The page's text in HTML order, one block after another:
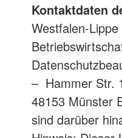
Kontaktdaten
Westfalen-Lippe
– Hammer Str.
48153 Münster
sind darüber